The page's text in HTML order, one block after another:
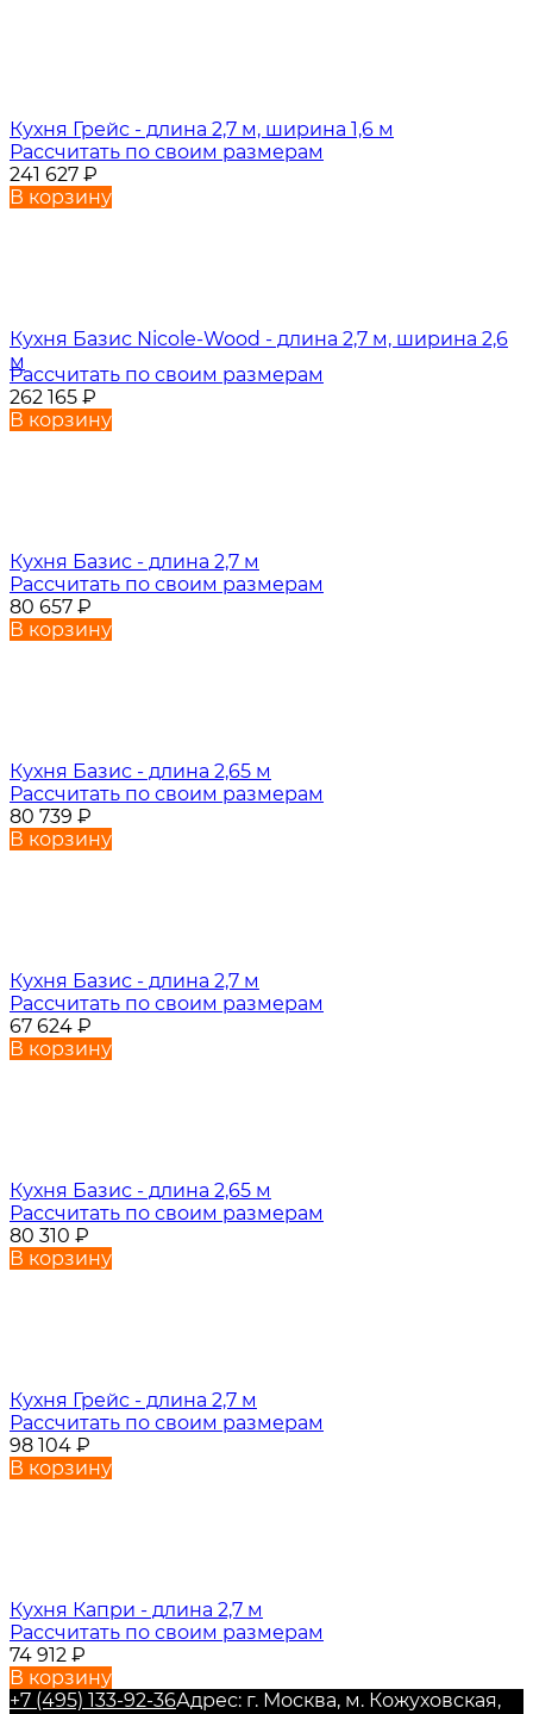
Кухня Грейс - длина 2,7 м, ширина 1,6 м
Рассчитать по своим размерам
241 627 ₽
В корзину
Кухня Базис Nicole-Wood - длина 2,7 м, ширина 2,6
м
Рассчитать по своим размерам
262 165 ₽
В корзину
Кухня Базис - длина 2,7 м
Рассчитать по своим размерам
80 657 ₽
В корзину
Кухня Базис - длина 2,65 м
Рассчитать по своим размерам
80 739 ₽
В корзину
Кухня Базис - длина 2,7 м
Рассчитать по своим размерам
67 624 ₽
В корзину
Кухня Базис - длина 2,65 м
Рассчитать по своим размерам
80 310 ₽
В корзину
Кухня Грейс - длина 2,7 м
Рассчитать по своим размерам
98 104 ₽
В корзину
Кухня Капри - длина 2,7 м
Рассчитать по своим размерам
74 912 ₽
В корзину
+7 (495) 133-92-36Адрес: г. Москва, м. Кожуховская,